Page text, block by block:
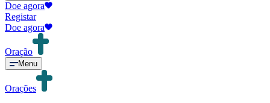
Doe agora
Registar
Doe agora
Oração
Menu
Orações